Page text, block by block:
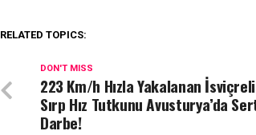
RELATED TOPICS:
DON'T MISS
223 Km/h Hızla Yakalanan
Sırp Hız Tutkunu Avusturya’da
Darbe!